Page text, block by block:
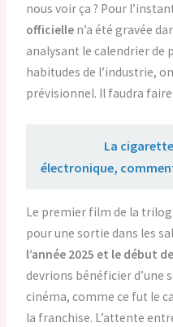
nous voir ça ? Pour
officielle n’a été gravée
analysant le calendrier de
habitudes de l’industrie,
prévisionnel. Il faudra
La cigarette
électronique,
Le premier film de la
pour une sortie dans les
l’année 2025 et le début
devrions bénéficier d’une
cinéma, comme ce fut le
la franchise. L’attente